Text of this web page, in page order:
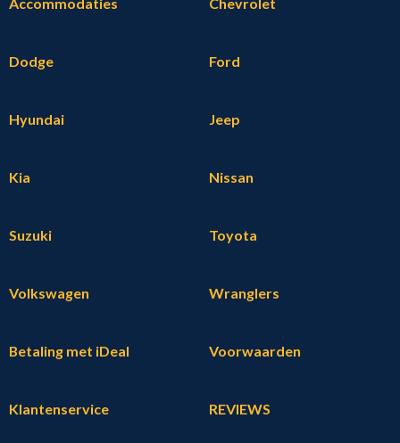
Dodge Ford
Hyundai Jeep
Kia Nissan
Suzuki Toyota
Volkswagen Wranglers
Betaling met iDeal Voorwaarden
Klantenservice REVIEWS